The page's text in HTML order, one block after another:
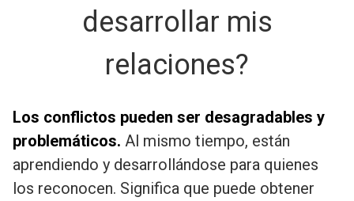
desarrollar mis
relaciones?
Los conflictos pueden ser desagradables y
problemáticos. Al mismo tiempo, están
aprendiendo y desarrollándose para quienes
los reconocen. Significa que puede obtener